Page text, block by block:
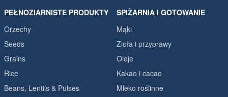
PEŁNOZIARNISTE PRODUKTY
Orzechy
Seeds
Grains
Rice
Beans, Lentils & Pulses
SPIŻARNIA I GOTOWANIE
Mąki
Zioła i przyprawy
Oleje
Kakao i cacao
Mleko roślinne